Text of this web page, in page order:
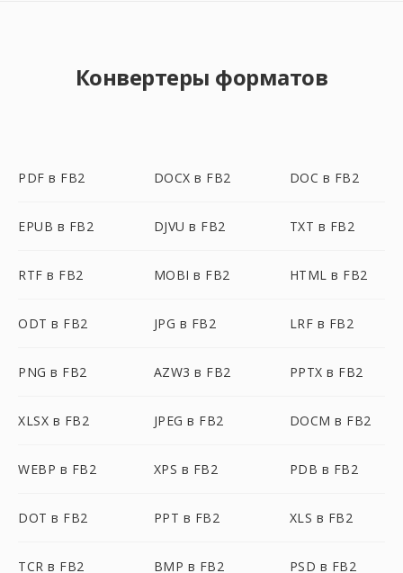
Конвертеры форматов
PDF в FB2 DOCX в FB2 DOC в FB2
EPUB в FB2 DJVU в FB2 TXT в FB2
RTF в FB2 MOBI в FB2 HTML в FB2
ODT в FB2 JPG в FB2 LRF в FB2
PNG в FB2 AZW3 в FB2 PPTX в FB2
XLSX в FB2 JPEG в FB2 DOCM в FB2
WEBP в FB2 XPS в FB2 PDB в FB2
DOT в FB2 PPT в FB2 XLS в FB2
TCR в FB2 BMP в FB2 PSD в FB2